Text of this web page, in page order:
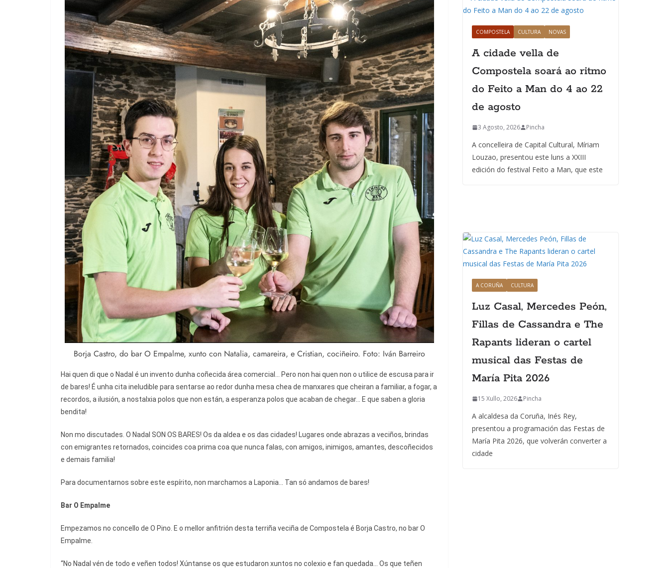
Borja Castro, do bar O Empalme, xunto con Natalia, camareira, e Cristian, cociñeiro. Foto: Iván Barreiro
Hai quen di que o Nadal é un invento dunha coñecida área comercial... Pero non hai quen non o utilice de escusa para ir
de bares! É unha cita ineludible para sentarse ao redor dunha mesa chea de manxares que cheiran a familiar, a fogar, a
recordos, a ilusión, a nostalxia polos que non están, a esperanza polos que acaban de chegar... E que saben a gloria
bendita!
Non mo discutades. O Nadal SON OS BARES! Os da aldea e os das cidades! Lugares onde abrazas a veciños, brindas
con emigrantes retornados, coincides coa prima coa que nunca falas, con amigos, inimigos, amantes, descoñecidos
e demais familia!
Para documentarnos sobre este espírito, non marchamos a Laponia... Tan só andamos de bares!
Bar O Empalme
Empezamos no concello de O Pino. E o mellor anfitrión desta terriña veciña de Compostela é Borja Castro, no bar O
Empalme.
“No Nadal vén de todo e veñen todos! Xúntanse os que estudaron xuntos no colexio e fan quedada... Os que teñen
Churrasco en verán
15 Xullo, 2026 Pincha COMPOSTELA CULTURA NOVAS
A cidade vella de
Compostela soará ao ritmo
do Feito a Man do 4 ao 22
de agosto
3 Agosto, 2026 Pincha
A concelleira de Capital Cultural, Míriam
Louzao, presentou este luns a XXIII
edición do festival Feito a Man, que este
A CORUÑA CULTURA
Luz Casal, Mercedes Peón,
Fillas de Cassandra e The
Rapants lideran o cartel
musical das Festas de
María Pita 2026
15 Xullo, 2026 Pincha
A alcaldesa da Coruña, Inés Rey,
presentou a programación das Festas de
María Pita 2026, que volverán converter a
cidade